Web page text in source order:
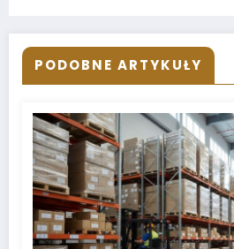
PODOBNE ARTYKUŁY